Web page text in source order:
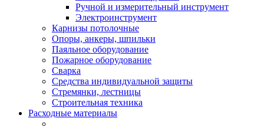
Ручной и измерительный инструмент
Электроинструмент
Карнизы потолочные
Опоры, анкеры, шпильки
Паяльное оборудование
Пожарное оборудование
Сварка
Средства индивидуальной защиты
Стремянки, лестницы
Строительная техника
Расходные материалы